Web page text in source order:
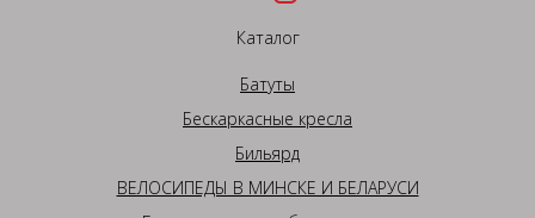
Каталог
Батуты
Бескаркасные кресла
Бильярд
ВЕЛОСИПЕДЫ В МИНСКЕ И БЕЛАРУСИ